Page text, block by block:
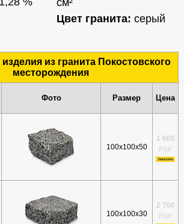
Цвет гранита: серый
из гранита Покостовского
месторождения
Фото Размер Цена
100х100х50
1 600
₽/м²
100х100х30
2 700
₽/м²